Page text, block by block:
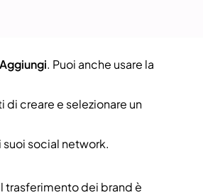
. Puoi anche usare la
creare e selezionare un
social network.
trasferimento dei brand è